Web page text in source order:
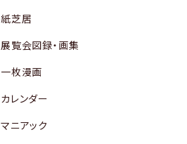
紙芝居
展覧会図録・画集
一枚漫画
カレンダー
マニアック